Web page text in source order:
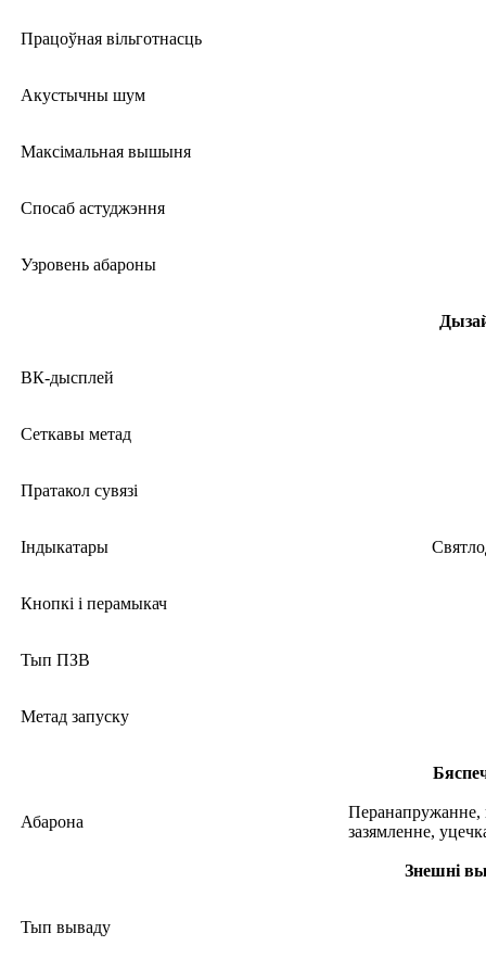
Працоўная вільготнасць
Акустычны шум
Максімальная вышыня
Спосаб астуджэння
Узровень абароны
ВК-дысплей
Сеткавы метад
Пратакол сувязі
Індыкатары
Кнопкі і перамыкач
Тып ПЗВ
Метад запуску
Абарона
Перанапружанне,
зазямленне,
Знешні
Тып вываду